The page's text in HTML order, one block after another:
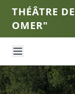
THÉÂTRE
OMER"